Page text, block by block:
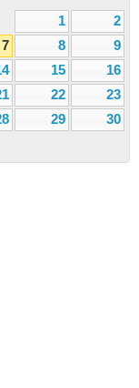
1
2
7 8
9
15
16
22
23
29
30